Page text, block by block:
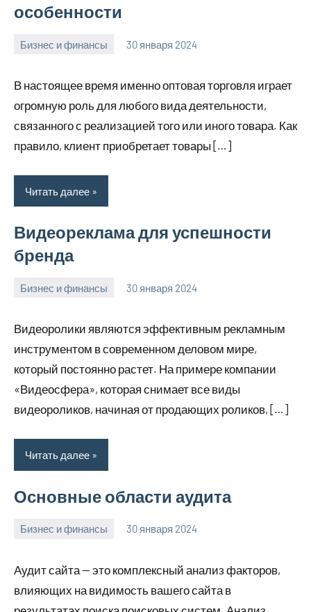
особенности
Бизнес и финансы 30 января 2024
stroyotdelde
В настоящее время именно оптовая торговля играет
огромную роль для любого вида деятельности,
связанного с реализацией того или иного товара. Как
правило, клиент приобретает товары […]
Читать далее
Видеореклама для успешности
бренда
Бизнес и финансы 30 января 2024
stroyotdelde
Видеоролики являются эффективным рекламным
инструментом в современном деловом мире,
который постоянно растет. На примере компании
«Видеосфера», которая снимает все виды
видеороликов, начиная от продающих роликов, […]
Читать далее
Основные области аудита
Бизнес и финансы 30 января 2024
stroyotdelde
Аудит сайта — это комплексный анализ факторов,
влияющих на видимость вашего сайта в